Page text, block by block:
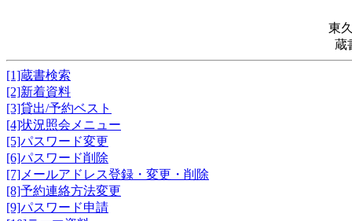
東
蔵
[1]蔵書検索
[2]新着資料
[3]貸出/予約ベスト
[4]状況照会メニュー
[5]パスワード変更
[6]パスワード削除
[7]メールアドレス登録・変更・削除
[8]予約連絡方法変更
[9]パスワード申請